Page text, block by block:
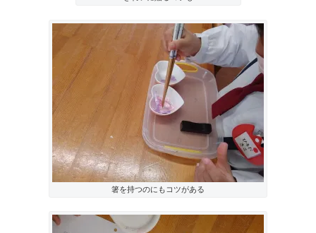
箸を持つのにもコツがある